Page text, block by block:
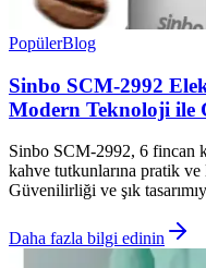
PopülerBlog
Sinbo SCM-2992
Modern Teknoloji ile
Sinbo SCM-2992, 6 fincan
kahve tutkunlarına pratik
Güvenilirliği ve şık
Daha fazla bilgi edinin